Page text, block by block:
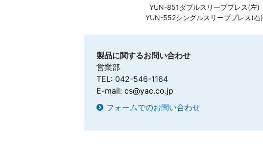
YUN-851ダブルスリーブプレス(左)
YUN-552シングルスリーブプレス(右)
製品に関するお問い合わせ
営業部
TEL: 042-546-1164
E-mail: cs@yac.co.jp
フォームでのお問い合わせ